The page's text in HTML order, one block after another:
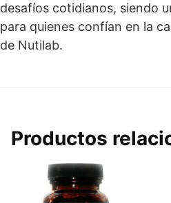
desafíos cotidianos, siendo
para quienes confían en la
de Nutilab.
Productos